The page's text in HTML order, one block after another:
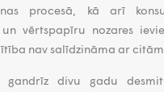
procesā, kā arī
vērtspapīru nozares
nav salīdzināma ar citām
gandrīz divu gadu